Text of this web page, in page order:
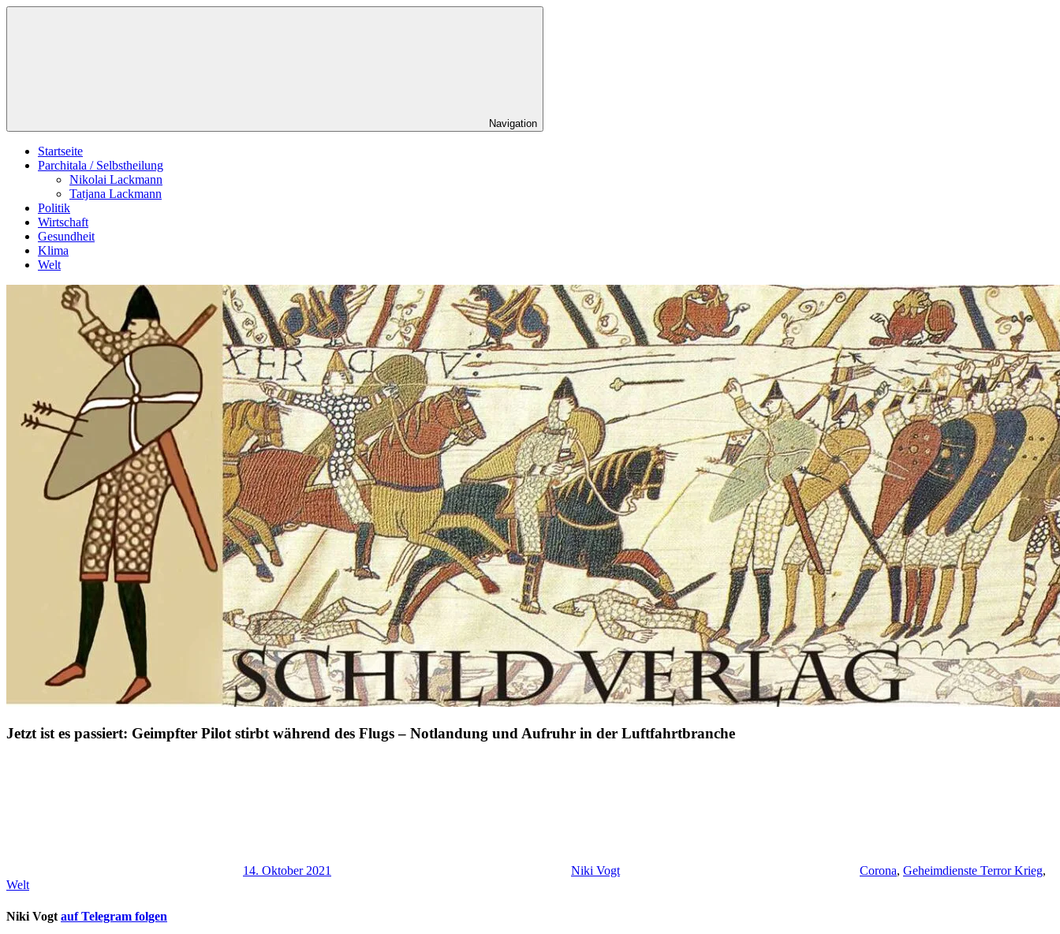
Zum
Navigation
Startseite
Parchitala / Selbstheilung
Nikolai Lackmann
Tatjana Lackmann
Politik
Wirtschaft
Gesundheit
Klima
Welt
Jetzt ist es passiert: Geimpfter Pilot stirbt während des Flugs – Notlandung und Aufruhr in der Luftfahrtbranche
14. Oktober 2021 Niki Vogt Corona, Geheimdienste Terror Krieg,
Welt
Niki Vogt auf Telegram folgen